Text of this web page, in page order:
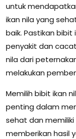
untuk
ikan nila yang
baik. Pastikan bibit
penyakit dan
nila dari
melakukan
Memilih bibit ikan
penting dalam
sehat dan
memberikan hasil